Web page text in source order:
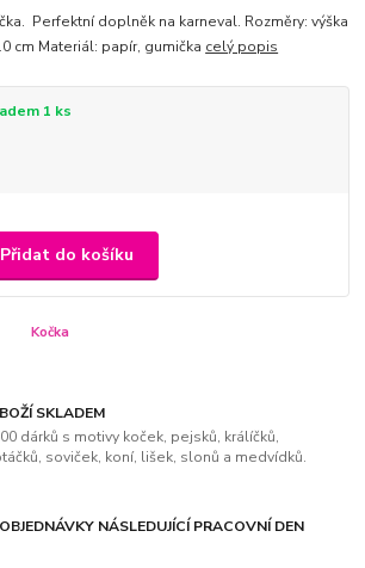
Perfektní doplněk na karneval. Rozměry: výška
cm Materiál: papír, gumička celý popis
1 ks
Přidat do košíku
Kočka
SKLADEM
dárků s motivy koček, pejsků, králíčků,
soviček, koní, lišek, slonů a medvídků.
NÁSLEDUJÍCÍ PRACOVNÍ DEN